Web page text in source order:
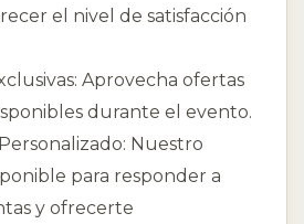
el nivel de satisfacción
Aprovecha ofertas
durante el evento.
Nuestro
para responder a
y ofrecerte